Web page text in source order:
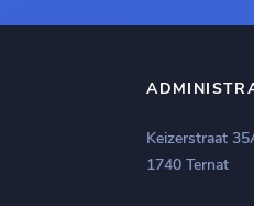
Keizerstraat
1740 Ternat